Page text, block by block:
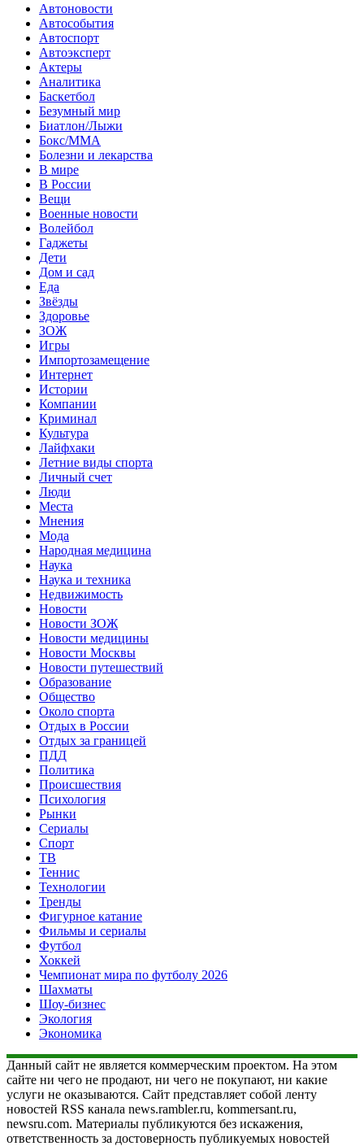
Автоновости
Автособытия
Автоспорт
Автоэксперт
Актеры
Аналитика
Баскетбол
Безумный мир
Биатлон/Лыжи
Бокс/MMA
Болезни и лекарства
В мире
В России
Вещи
Военные новости
Волейбол
Гаджеты
Дети
Дом и сад
Еда
Звёзды
Здоровье
ЗОЖ
Игры
Импортозамещение
Интернет
Истории
Компании
Криминал
Культура
Лайфхаки
Летние виды спорта
Личный счет
Люди
Места
Мнения
Мода
Народная медицина
Наука
Наука и техника
Недвижимость
Новости
Новости ЗОЖ
Новости медицины
Новости Москвы
Новости путешествий
Образование
Общество
Около спорта
Отдых в России
Отдых за границей
ПДД
Политика
Происшествия
Психология
Рынки
Сериалы
Спорт
ТВ
Теннис
Технологии
Тренды
Фигурное катание
Фильмы и сериалы
Футбол
Хоккей
Чемпионат мира по футболу 2026
Шахматы
Шоу-бизнес
Экология
Экономика
Данный сайт не является коммерческим проектом. На этом
сайте ни чего не продают, ни чего не покупают, ни какие
услуги не оказываются. Сайт представляет собой ленту
новостей RSS канала news.rambler.ru, kommersant.ru,
newsru.com. Материалы публикуются без искажения,
ответственность за достоверность публикуемых новостей